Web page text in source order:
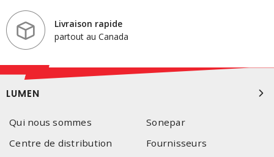
Livraison rapide
partout au Canada
LUMEN
Qui nous sommes
Sonepar
Centre de distribution
Fournisseurs